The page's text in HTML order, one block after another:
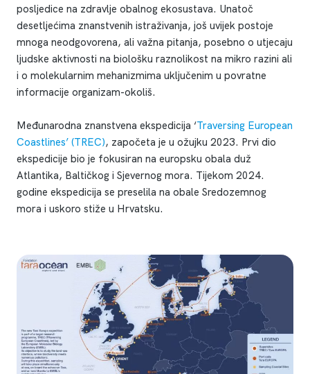
posljedice na zdravlje obalnog ekosustava. Unatoč
desetljećima znanstvenih istraživanja, još uvijek postoje
mnoga neodgovorena, ali važna pitanja, posebno o utjecaju
ljudske aktivnosti na biološku raznolikost na mikro razini ali
i o molekularnim mehanizmima uključenim u povratne
informacije organizam-okoliš.
Međunarodna znanstvena ekspedicija ‘Traversing European
Coastlines’ (TREC), započeta je u ožujku 2023. Prvi dio
ekspedicije bio je fokusiran na europsku obala duž
Atlantika, Baltičkog i Sjevernog mora. Tijekom 2024.
godine ekspedicija se preselila na obale Sredozemnog
mora i uskoro stiže u Hrvatsku.